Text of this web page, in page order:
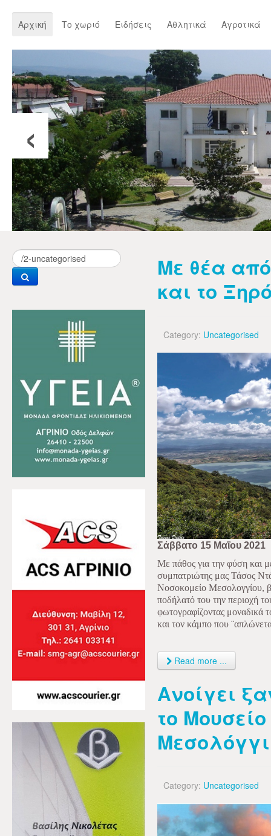
Αρχική Το χωριό Ειδήσεις Αθλητικά Αγροτικά
‹
Με θέα από
και το
Category: Uncategorised
Σάββατο 15 Μαΐου 2021
Με πάθος για την φύση και
συμπατριώτης μας Τάσος
Νοσοκομείο Μεσολογγίου,
ποδήλατό του την περιοχή
φωτογραφίζοντας μοναδικά
και τον κάμπο που
Read more ...
Ανοίγει
το
Μεσολόγγι
Category: Uncategorised